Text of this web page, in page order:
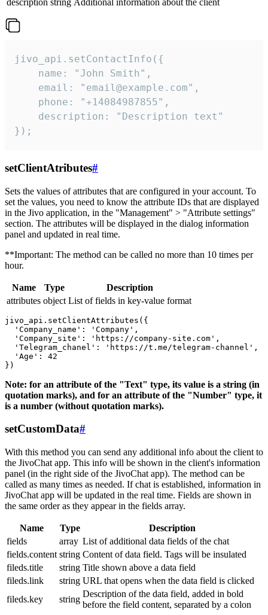
description string Additional information about the client
jivo_api.setContactInfo({
    name: "John Smith",
    email: "email@example.com",
    phone: "+14084987855",
    description: "Description text"
});
setClientAtributes#
Sets the values ​​of attributes that are configured in your account. To
set the values, you need to know the attribute IDs that are displayed
in the Jivo application, in the "Management" > "Attribute settings"
section. The attributes will be displayed in the dialog information
panel and updated in real time.
**Important: The method can be called no more than 10 times per
hour.
Name Type
Description
attributes object List of fields in key-value format
jivo_api.setClientAttributes({
  'Company_name': 'Company',
  'Company_site': 'https://company-site.com',
  'Telegram_chanel': 'https://t.me/telegram-channel',
  'Age': 42
Note: for an attribute of the "Text" type, its value is a string (in
quotation marks), and for an attribute of the "Number" type, it
is a number (without quotation marks).
setCustomData#
With this method you can send any additional info about the client to
the JivoChat app. This info will be shown in the client's information
panel (in the right side of the JivoChat app). The method can be
called as many times as needed. If chat is established, information in
JivoChat app will be updated in the real time. Fields are shown in
the same order as they appear in the fields array.
Name Type
Description
fields
array List of additional data fields of the chat
fields.content string Content of data field. Tags will be insulated
fileds.title
string Title shown above a data field
fileds.link
string URL that opens when the data field is clicked
fileds.key
string
Description of the data field, added in bold
before the field content, separated by a colon